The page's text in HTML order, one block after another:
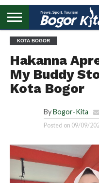
BOGOR
REGIONAL
NASIONAL
PENDIDIKAN
WISATA
OLAHRAGA
LAPORAN
PROFIL
KOTA BOGOR
Hakanna
My Buddy
Kota Bogor
By Bogor-Kita
Posted on 09/09/